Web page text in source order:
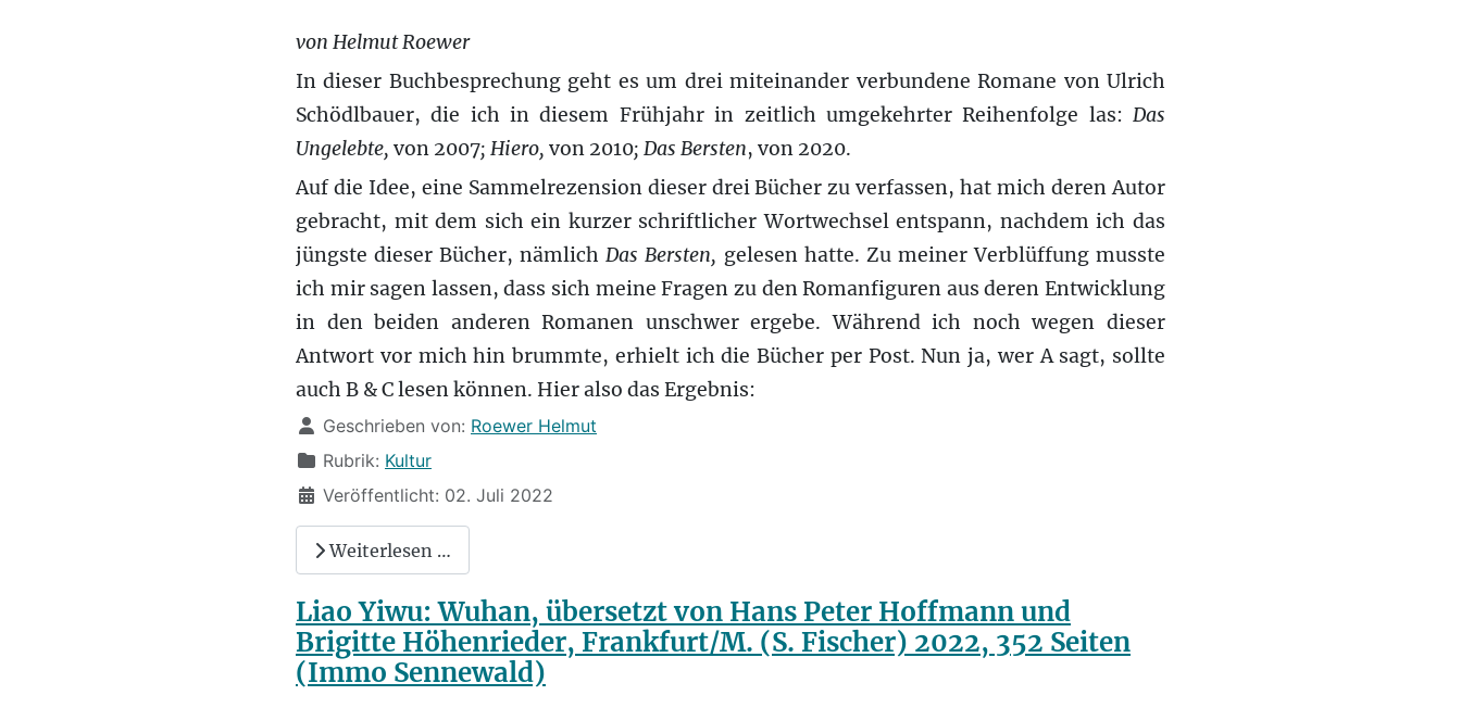
von Helmut Roewer
In dieser Buchbesprechung geht es um drei miteinander verbundene Romane von Ulrich
Schödlbauer, die ich in diesem Frühjahr in zeitlich umgekehrter Reihenfolge las: Das
Ungelebte, von 2007; Hiero, von 2010; Das Bersten, von 2020.
Auf die Idee, eine Sammelrezension dieser drei Bücher zu verfassen, hat mich deren Autor
gebracht, mit dem sich ein kurzer schriftlicher Wortwechsel entspann, nachdem ich das
jüngste dieser Bücher, nämlichDas Bersten, gelesen hatte. Zu meiner Verblüffung musste
ich mir sagen lassen, dass sich meine Fragen zu den Romanfiguren aus deren Entwicklung
in den beiden anderen Romanen unschwer ergebe. Während ich noch wegen dieser
Antwort vor mich hin brummte, erhielt ich die Bücher per Post. Nun ja, wer A sagt, sollte
auch B & C lesen können. Hier also das Ergebnis:
DetailsGeschrieben von: Roewer Helmut
Rubrik: Kultur
Veröffentlicht: 02. Juli 2022
Weiterlesen …
Liao Yiwu: Wuhan, übersetzt von Hans Peter Hoffmann und
Brigitte Höhenrieder, Frankfurt/M. (S. Fischer) 2022, 352 Seiten
(Immo Sennewald)